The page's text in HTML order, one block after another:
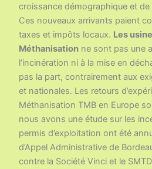
croissance démographique et
Ces nouveaux arrivants paient
taxes et impôts locaux. Les
Méthanisation ne sont pas une
l’incinération ni à la mise en
pas la part, contrairement aux
et nationales. Les retours
Méthanisation TMB en Europe
nous avons une étude sur les
permis d’exploitation ont été
d’Appel Administrative de
contre la Société Vinci et le